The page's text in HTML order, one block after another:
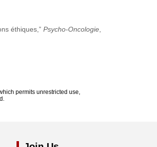
éthiques,” Psycho-Oncologie,
permits unrestricted use,